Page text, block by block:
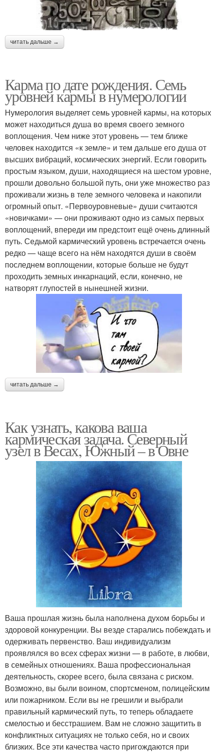
читать дальше →
Карма по дате рождения. Семь
уровней кармы в нумерологии
Нумерология выделяет семь уровней кармы, на которых
может находиться душа во время своего земного
воплощения. Чем ниже этот уровень — тем ближе
человек находится «к земле» и тем дальше его душа от
высших вибраций, космических энергий. Если говорить
простым языком, души, находящиеся на шестом уровне,
прошли довольно большой путь, они уже множество раз
проживали жизнь в теле земного человека и накопили
огромный опыт. «Первоуровневые» души считаются
«новичками» — они проживают одно из самых первых
воплощений, впереди им предстоит ещё очень длинный
путь. Седьмой кармический уровень встречается очень
редко — чаще всего на нём находятся души в своём
последнем воплощении, которые больше не будут
проходить земных инкарнаций, если, конечно, не
натворят глупостей в нынешней жизни.
читать дальше →
Как узнать, какова ваша
кармическая задача. Северный
узел в Весах, Южный – в Овне
Ваша прошлая жизнь была наполнена духом борьбы и
здоровой конкуренции. Вы везде старались побеждать и
одерживать первенство. Ваш индивидуализм
проявлялся во всех сферах жизни — в работе, в любви,
в семейных отношениях. Ваша профессиональная
деятельность, скорее всего, была связана с риском.
Возможно, вы были воином, спортсменом, полицейским
или пожарником. Если вы не грешили и выбрали
правильный кармический путь, то теперь обладаете
смелостью и бесстрашием. Вам не сложно защитить в
конфликтных ситуациях не только себя, но и своих
близких. Все эти качества часто пригождаются при